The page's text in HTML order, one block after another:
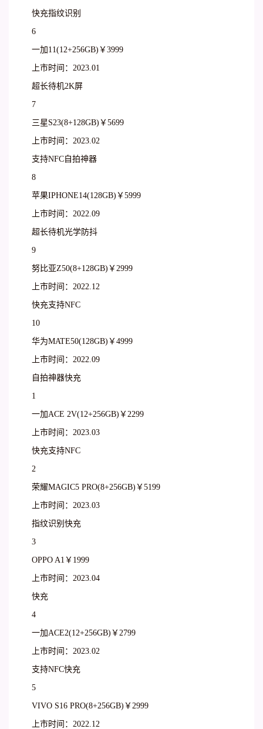
快充指纹识别
6
一加11(12+256GB)￥3999
上市时间：2023.01
超长待机2K屏
7
三星S23(8+128GB)￥5699
上市时间：2023.02
支持NFC自拍神器
8
苹果IPHONE14(128GB)￥5999
上市时间：2022.09
超长待机光学防抖
9
努比亚Z50(8+128GB)￥2999
上市时间：2022.12
快充支持NFC
10
华为MATE50(128GB)￥4999
上市时间：2022.09
自拍神器快充
1
一加ACE 2V(12+256GB)￥2299
上市时间：2023.03
快充支持NFC
2
荣耀MAGIC5 PRO(8+256GB)￥5199
上市时间：2023.03
指纹识别快充
3
OPPO A1￥1999
上市时间：2023.04
快充
4
一加ACE2(12+256GB)￥2799
上市时间：2023.02
支持NFC快充
5
VIVO S16 PRO(8+256GB)￥2999
上市时间：2022.12